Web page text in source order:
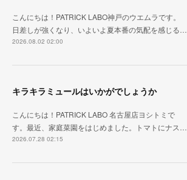
こんにちは！PATRICK LABO神戸のウエムラです。
日差しが強くなり、いよいよ夏本番の気配を感じる…
2026.08.02 02:00
キラキラミュールはいかがでしょうか
こんにちは！PATRICK LABO 名古屋店ヨシトミで
す。最近、家庭菜園をはじめました。トマトにナス…
2026.07.28 02:15